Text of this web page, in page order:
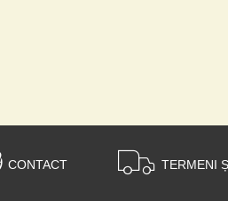
CONTACT TERMENI